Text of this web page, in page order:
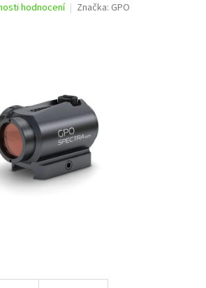
hodnocení Značka: GPO